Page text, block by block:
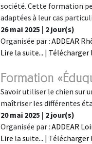
société. Cette formation
adaptées à leur cas
26 mai 2025 | 2 jour(s)
Organisée par : ADDEAR
Lire la suite... | Télécharger
Formation
Savoir utiliser le chien sur
maîtriser les différentes
20 mai 2025 | 2 jour(s)
Organisée par : ADDEAR
Lire la suite... | Télécharger